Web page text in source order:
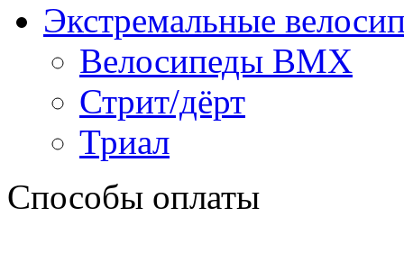
Экстремальные
Велосипеды BMX
Стрит/дёрт
Триал
Способы оплаты